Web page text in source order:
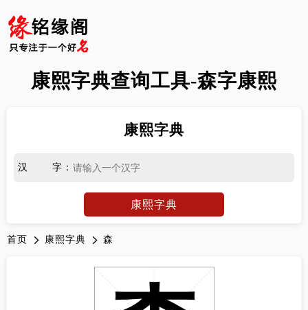
康熙字典查询工具-森字康熙
康熙字典
汉字 ：
康熙字典
首页 康熙字典 森